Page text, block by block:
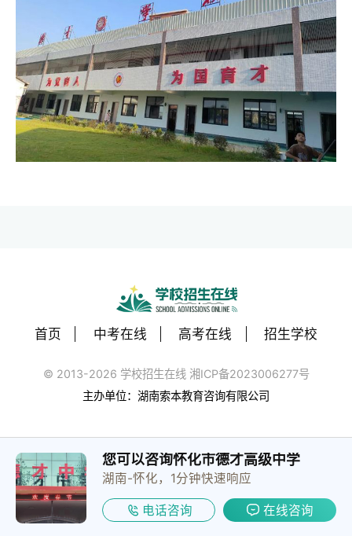
首页 中考在线 高考在线 招生学校
© 2013-2026 学校招生在线 湘ICP备2023006277号
主办单位：湖南索本教育咨询有限公司
您可以咨询怀化市德才高级中学
湖南-怀化，1分钟快速响应
电话咨询 在线咨询